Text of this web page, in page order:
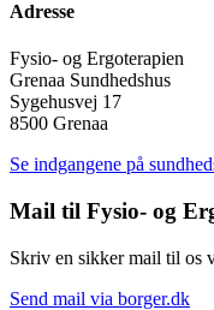
Adresse
Fysio- og Ergoterapien
Grenaa Sundhedshus
Sygehusvej 17
8500 Grenaa
Se indgangene på
Mail til Fysio- og
Skriv en sikker mail til os
Send mail via borger.dk